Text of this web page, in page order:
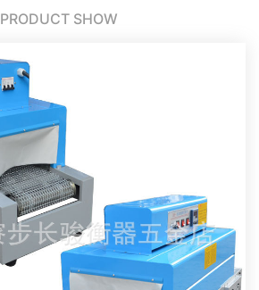
PRODUCT SHOW